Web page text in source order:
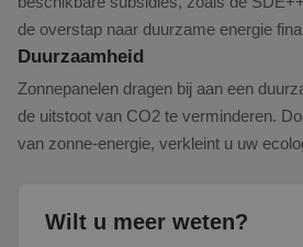
de overstap naar duurzame energie
Duurzaamheid
Zonnepanelen dragen bij aan een
de uitstoot van CO2 te verminderen.
van zonne-energie, verkleint u uw
Wilt u meer weten?